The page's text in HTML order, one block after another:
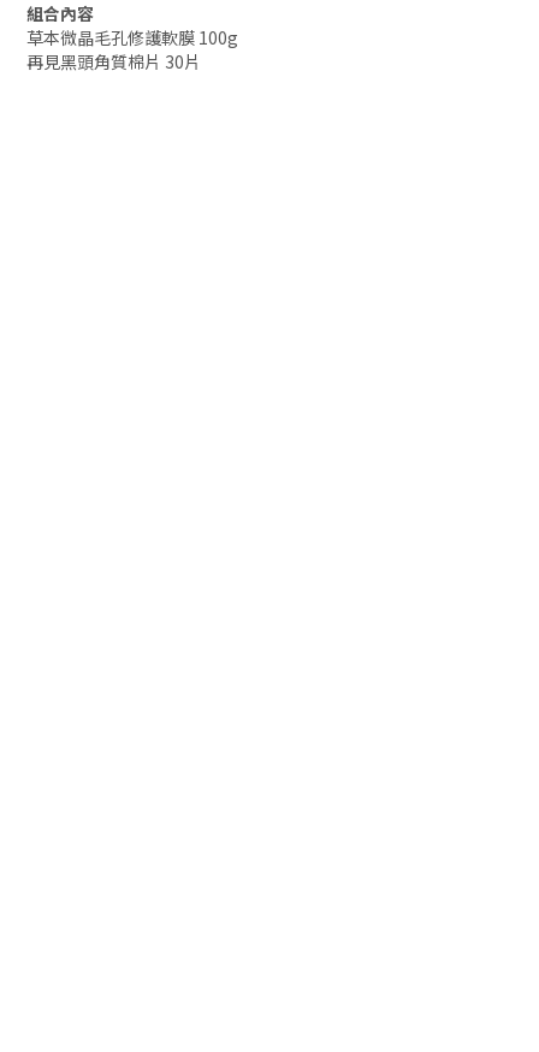
組合內容
草本微晶毛孔修護軟膜 100g
再見黑頭角質棉片 30片